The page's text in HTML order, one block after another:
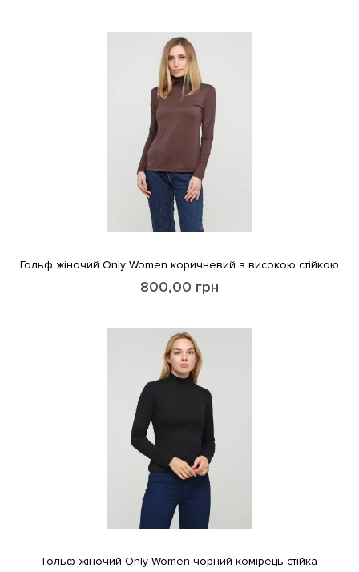
Гольф жіночий Only Women коричневий з високою стійкою
800,00 грн
Гольф жіночий Only Women чорний комірець стійка